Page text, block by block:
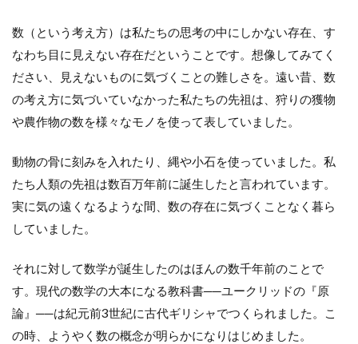
数（という考え方）は私たちの思考の中にしかない存在、す
なわち目に見えない存在だということです。想像してみてく
ださい、見えないものに気づくことの難しさを。遠い昔、数
の考え方に気づいていなかった私たちの先祖は、狩りの獲物
や農作物の数を様々なモノを使って表していました。
動物の骨に刻みを入れたり、縄や小石を使っていました。私
たち人類の先祖は数百万年前に誕生したと言われています。
実に気の遠くなるような間、数の存在に気づくことなく暮ら
していました。
それに対して数学が誕生したのはほんの数千年前のことで
す。現代の数学の大本になる教科書──ユークリッドの『原
論』──は紀元前3世紀に古代ギリシャでつくられました。こ
の時、ようやく数の概念が明らかになりはじめました。